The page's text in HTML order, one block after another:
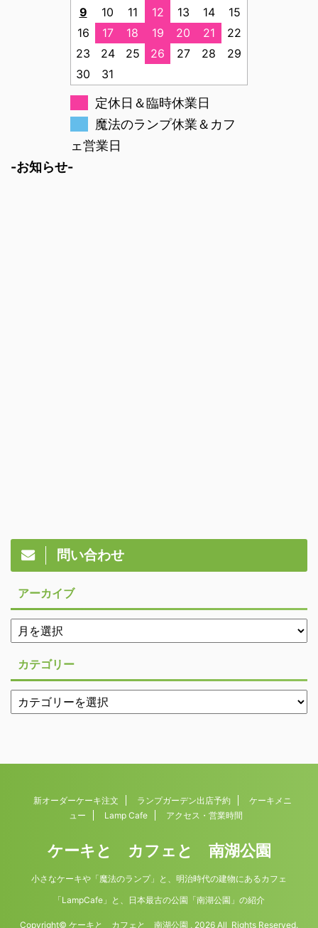
9
10 11 12 13 14
15
16
17 18 19 20 21
22
23
24 25 26 27 28
29
30
31
定休日＆臨時休業日
魔法のランプ休業＆カフ
ェ営業日
-お知らせ-
問い合わせ
アーカイブ
カテゴリー
新オーダーケーキ注文 ランプガーデン出店予約
ケーキメニ
ュー
Lamp Cafe アクセス・営業時間
ケーキと カフェと 南湖公園
小さなケーキや「魔法のランプ」と、明治時代の建物にあるカフェ
「LampCafe」と、日本最古の公園「南湖公園」の紹介
Copyright© ケーキと カフェと 南湖公園 , 2026 All Rights Reserved.